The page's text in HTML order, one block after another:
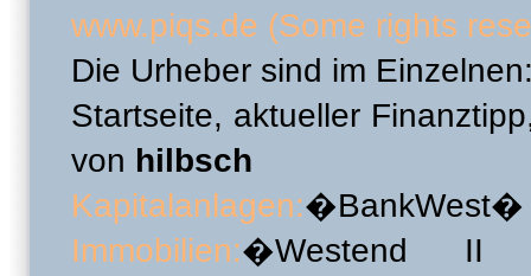
www.piqs.de (Some rights
Die Urheber sind im
Startseite, aktueller
von hilbsch
Kapitalanlagen:
Immobilien:�Westend II